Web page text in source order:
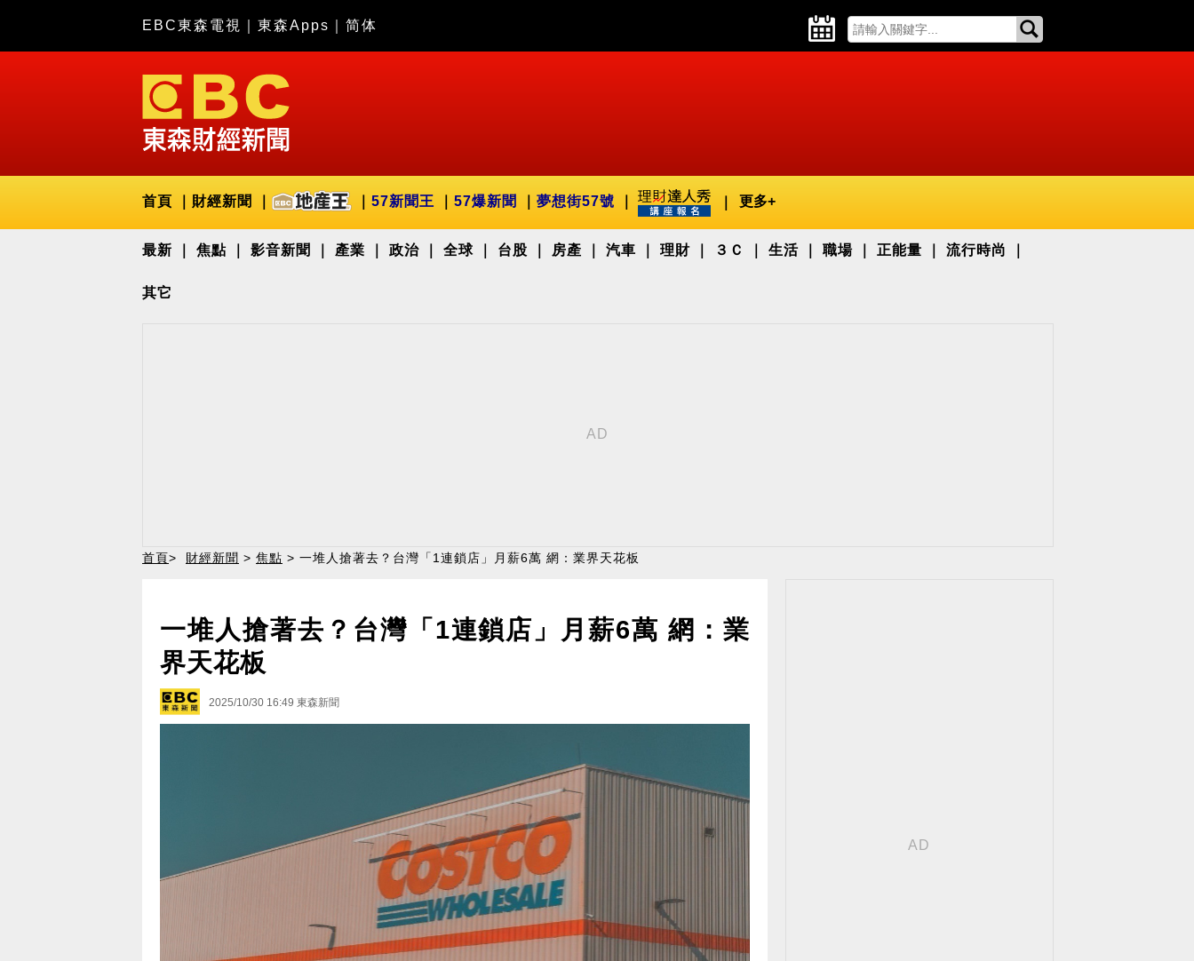
EBC東森電視 東森Apps 简体
首頁 財經新聞 57新聞王 57爆新聞 夢想街57號 更多+
最新 焦點 影音新聞 產業 政治 全球 台股 房產 汽車 理財 ３Ｃ 生活 職場 正能量 流行時尚
其它
首頁> 財經新聞 > 焦點 > 一堆人搶著去？台灣「1連鎖店」月薪6萬 網：業界天花板
一堆人搶著去？台灣「1連鎖店」月薪6萬 網：業
界天花板
2025/10/30 16:49 東森新聞